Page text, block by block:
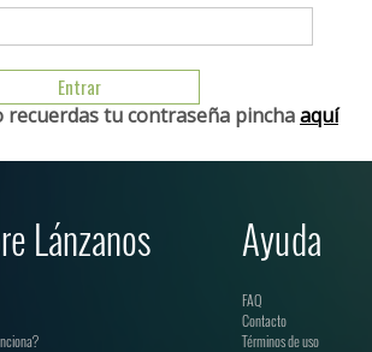
recuerdas tu contraseña pinchaaquí
Lánzanos Ayuda
FAQ
Contacto
Términos de uso